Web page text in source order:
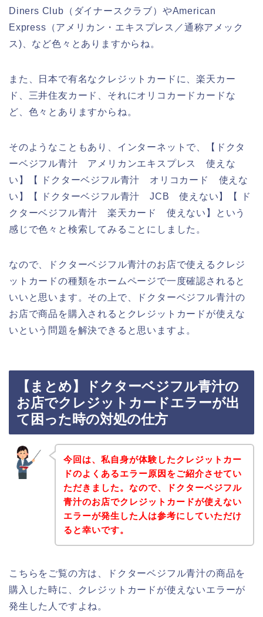
Diners Club（ダイナースクラブ）やAmerican
Express（アメリカン・エキスプレス／通称アメック
ス)、など色々とありますからね。
また、日本で有名なクレジットカードに、楽天カー
ド、三井住友カード、それにオリコカードカードな
ど、色々とありますからね。
そのようなこともあり、インターネットで、【ドクタ
ーベジフル青汁 アメリカンエキスプレス 使えな
い】【 ドクターベジフル青汁 オリコカード 使えな
い】【 ドクターベジフル青汁 JCB 使えない】【 ド
クターベジフル青汁 楽天カード 使えない】という
感じで色々と検索してみることにしました。
なので、ドクターベジフル青汁のお店で使えるクレジ
ットカードの種類をホームページで一度確認されると
いいと思います。その上で、ドクターベジフル青汁の
お店で商品を購入されるとクレジットカードが使えな
いという問題を解決できると思いますよ。
【まとめ】ドクターベジフル青汁の
お店でクレジットカードエラーが出
て困った時の対処の仕方
今回は、私自身が体験したクレジットカー
ドのよくあるエラー原因をご紹介させてい
ただきました。なので、ドクターベジフル
青汁のお店でクレジットカードが使えない
エラーが発生した人は参考にしていただけ
ると幸いです。
こちらをご覧の方は、ドクターベジフル青汁の商品を
購入した時に、クレジットカードが使えないエラーが
発生した人ですよね。